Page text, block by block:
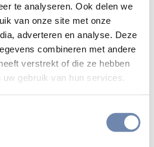
te analyseren. Ook delen we
van onze site met onze
adverteren en analyse. Deze
combineren met andere
verstrekt of die ze hebben
gebruik van hun services.
een macho. Op 25-jarige
persoonlijke lijfwacht van de
een kanonskogel een einde
dromen?